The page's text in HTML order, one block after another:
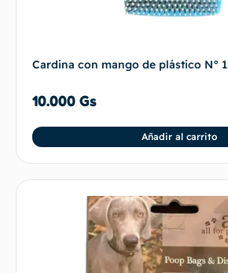
Cardina con mango de plástico N° 1
10.000 Gs
Añadir al carrito